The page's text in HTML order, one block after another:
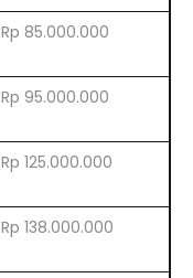
Rp 85.000.000
Rp 95.000.000
Rp 125.000.000
Rp 138.000.000